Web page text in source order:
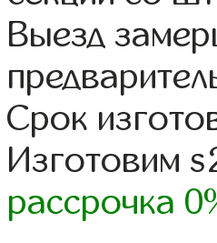
Выезд
Срок
Изготовим
рассрочка